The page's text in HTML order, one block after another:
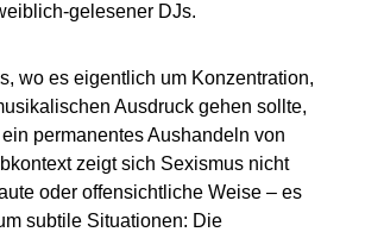
gelesener DJs.
wo es eigentlich um Konzentration,
Ausdruck gehen sollte,
permanentes Aushandeln von
zeigt sich Sexismus nicht
oder offensichtliche Weise – es
subtile Situationen: Die